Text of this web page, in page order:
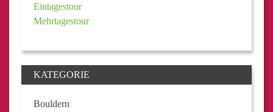
Eintagestour
Mehrtagestour
KATEGORIE
Bouldern